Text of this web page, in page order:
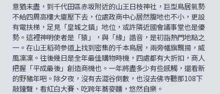
意猶未盡，到千代田區赤坂附近的山王日枝神社，巨型鳥居氣勢
不給四周高樓大廈壓下去，位處政商中心居然腹地也不小，更設
有電扶梯，足見「皇城之鎮」地位，或許隣近國會議事堂也是優
勢。這裡神明使者是「猿」，與「緣」諧音，是初詣熱門地點之
一。在山王稻荷參道上找到密集的千本鳥居，兩旁幡旗飄揚，威
風凜凜。往後幾日是全年最佳購物時機，四處都有大折扣，商人
把握「平成最後」創造商機也。一年將盡多少有些感觸，還看新
的野豬年吧。除夕夜，沒有去澀谷倒數，也沒去佛寺聽那108下
敲鐘聲，看紅白大賽、吃跨年蕎麥麵，悠然自樂。